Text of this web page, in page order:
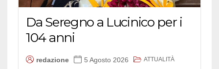
Da Seregno a Lucinico per i
104 anni
redazione 5 Agosto 2026 ATTUALITÀ